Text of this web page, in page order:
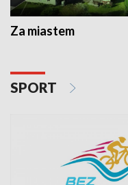
Za miastem
SPORT